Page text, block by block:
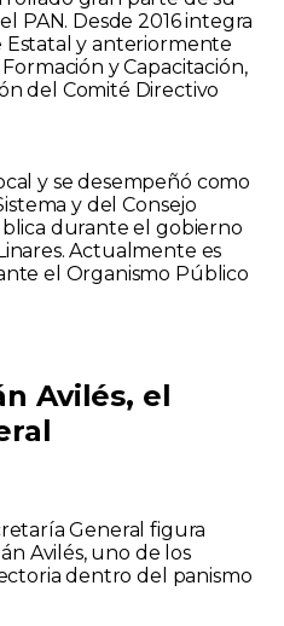
PAN. Desde 2016 integra
Estatal y anteriormente
y Capacitación,
del Comité Directivo
y se desempeñó como
y del Consejo
durante el gobierno
Actualmente es
el Organismo Público
Avilés, el
General figura
Avilés, uno de los
dentro del panismo